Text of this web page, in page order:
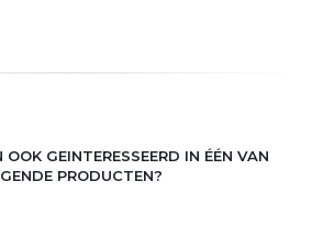
OOK GEINTERESSEERD IN ÉÉN VAN
PRODUCTEN?